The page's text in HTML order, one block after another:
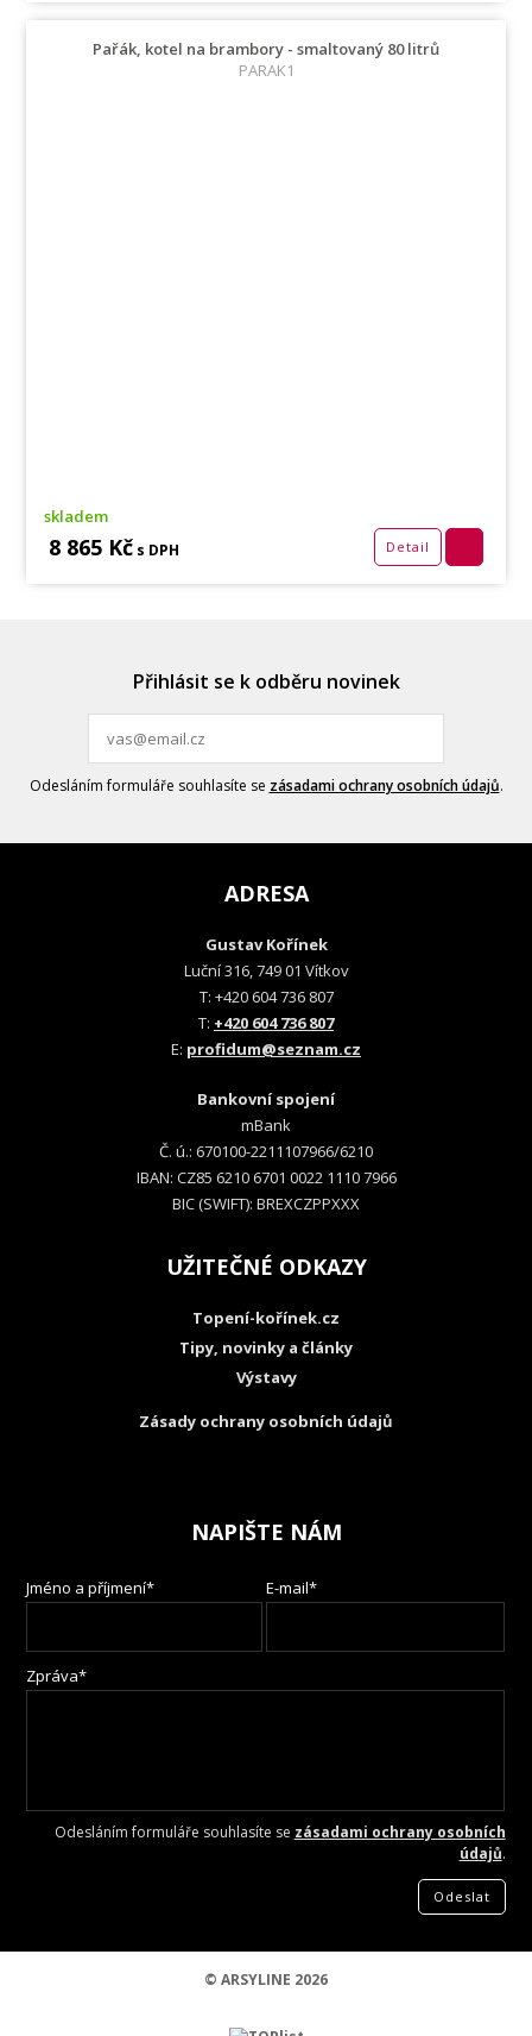
Pařák, kotel na brambory - smaltovaný 80 litrů
PARAK1
skladem
8 865 Kč s DPH Detail
Přihlásit se k odběru novinek
Odesláním formuláře souhlasíte se zásadami ochrany osobních údajů.
ADRESA
Gustav Kořínek
Luční 316, 749 01 Vítkov
T: +420 604 736 807
T: +420 604 736 807
E: profidum@seznam.cz
Bankovní spojení
mBank
Č. ú.: 670100-2211107966/6210
IBAN: CZ85 6210 6701 0022 1110 7966
BIC (SWIFT): BREXCZPPXXX
UŽITEČNÉ ODKAZY
Topení-kořínek.cz
Tipy, novinky a články
Výstavy
Zásady ochrany osobních údajů
NAPIŠTE NÁM
Jméno a příjmení* E-mail*
Zpráva*
Odesláním formuláře souhlasíte se zásadami ochrany osobních
údajů.
Odeslat
© ARSYLINE 2026